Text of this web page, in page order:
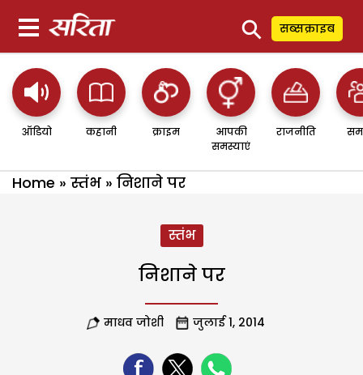
⚲ सब्सक्राइब
ऑडियो कहानी क्राइम
आपकी
समस्याएं
राजनीति
Home » स्तंभ » निशाने पर
स्तंभ
निशाने पर
माधव जोशी जुलाई 1, 2014